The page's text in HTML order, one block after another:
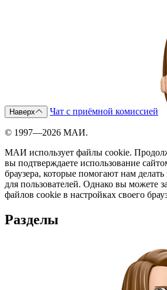
Наверх Чат с приёмной комиссией
© 1997—2026 МАИ.
МАИ использует файлы cookie.
вы подтверждаете использование
браузера, которые помогают нам делать
для пользователей. Однако вы можете
файлов cookie в настройках своего
Разделы